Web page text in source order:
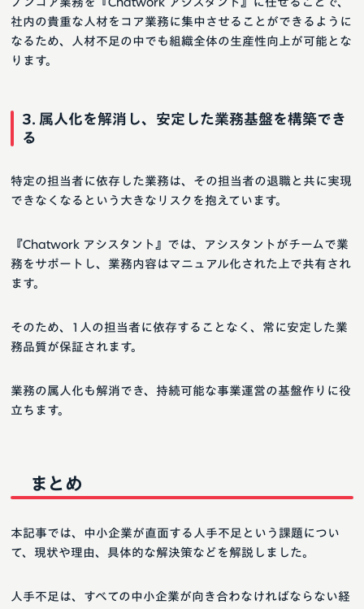
社内の貴重な人材をコア業務に集中させることができるように
なるため、人材不足の中でも組織全体の生産性向上が可能とな
ります。
3. 属人化を解消し、安定した業務基盤を構築でき
る
特定の担当者に依存した業務は、その担当者の退職と共に実現
できなくなるという大きなリスクを抱えています。
『Chatwork アシスタント』では、アシスタントがチームで業
務をサポートし、業務内容はマニュアル化された上で共有され
ます。
そのため、1人の担当者に依存することなく、常に安定した業
務品質が保証されます。
業務の属人化も解消でき、持続可能な事業運営の基盤作りに役
立ちます。
まとめ
本記事では、中小企業が直面する人手不足という課題につい
て、現状や理由、具体的な解決策などを解説しました。
人手不足は、すべての中小企業が向き合わなければならない経